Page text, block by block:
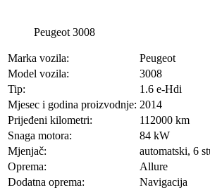
Peugeot 3008
Marka vozila:
Peugeot
Model vozila:
3008
Tip:
1.6 e-Hdi
Mjesec i godina proizvodnje: 2014
Prijeđeni kilometri:
112000 km
Snaga motora:
84 kW
Mjenjač:
automatski, 6
Oprema:
Allure
Dodatna oprema:
Navigacija